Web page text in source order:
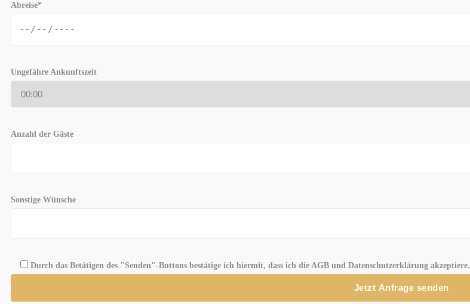
Abreise*
Ungefähre Ankunftszeit
Anzahl der Gäste
Sonstige Wünsche
Durch das Betätigen des "Senden"-Buttons bestätige ich hiermit, dass ich die AGB und Datenschutzerklärung akzeptiere.